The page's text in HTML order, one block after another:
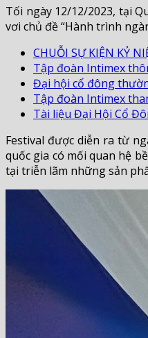
Tối ngày 12/12/2023, tại
vơi chủ đề “Hành trình
CHUỖI SỰ KIỆN KỶ
Tập đoàn Intimex
Đại hội cổ đông
Tập đoàn Intimex
Tài liệu Đại Hội Cổ
Festival được diễn ra từ
quốc gia có mối quan hệ
tại triễn lãm những sản